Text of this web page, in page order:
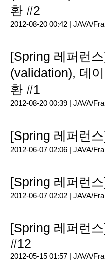
환 #2
2012-08-20 00:42 | JAVA/
[Spring 레퍼런
(validation), 데
환 #1
2012-08-20 00:39 | JAVA/
[Spring 레퍼런
2012-06-07 02:06 | JAVA/
[Spring 레퍼런
2012-06-07 02:02 | JAVA/
[Spring 레퍼런
#12
2012-05-15 01:57 | JAVA/